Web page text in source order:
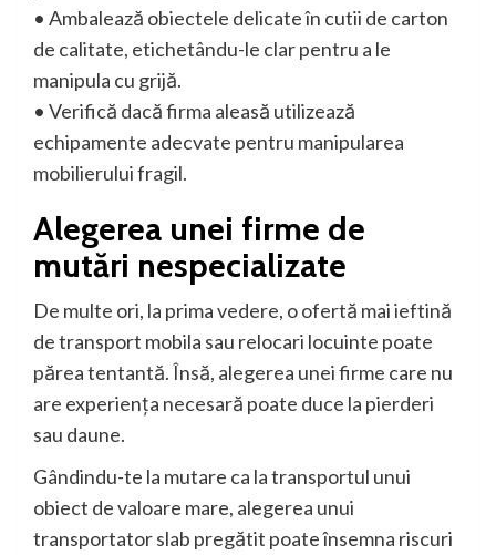
• Ambalează obiectele delicate în cutii de carton
de calitate, etichetându-le clar pentru a le
manipula cu grijă.
• Verifică dacă firma aleasă utilizează
echipamente adecvate pentru manipularea
mobilierului fragil.
Alegerea unei firme de
mutări nespecializate
De multe ori, la prima vedere, o ofertă mai ieftină
de transport mobila sau relocari locuinte poate
părea tentantă. Însă, alegerea unei firme care nu
are experiența necesară poate duce la pierderi
sau daune.
Gândindu-te la mutare ca la transportul unui
obiect de valoare mare, alegerea unui
transportator slab pregătit poate însemna riscuri